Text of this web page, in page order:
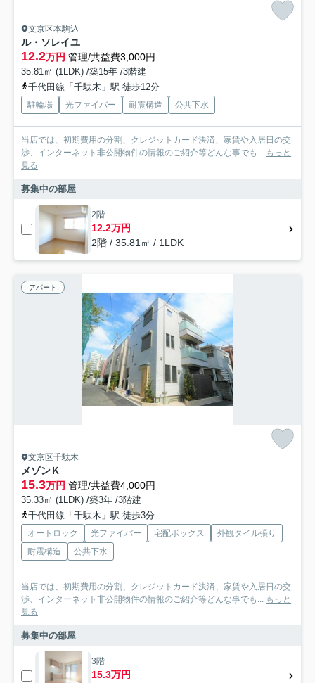
文京区本駒込
ル・ソレイユ
12.2万円 管理/共益費3,000円
35.81㎡ (1LDK) /築15年 /3階建
千代田線「千駄木」駅 徒歩12分
駐輪場 光ファイバー 耐震構造 公共下水
当店では、初期費用の分割、クレジットカード決済、家賃や入居日の交
渉、インターネット非公開物件の情報のご紹介等どんな事でも... もっと
見る
募集中の部屋
2階
12.2万円
2階 / 35.81㎡ / 1LDK
アパート
文京区千駄木
メゾンＫ
15.3万円 管理/共益費4,000円
35.33㎡ (1LDK) /築3年 /3階建
千代田線「千駄木」駅 徒歩3分
オートロック 光ファイバー 宅配ボックス
外観タイル張り
耐震構造
公共下水
当店では、初期費用の分割、クレジットカード決済、家賃や入居日の交
渉、インターネット非公開物件の情報のご紹介等どんな事でも... もっと
見る
募集中の部屋
3階
15.3万円